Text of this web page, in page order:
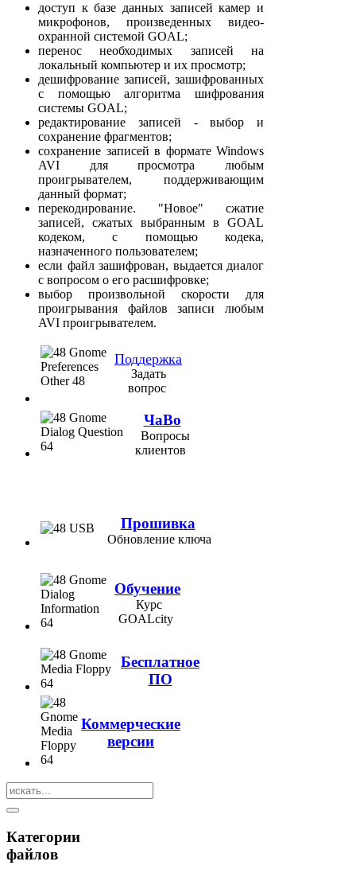
доступ к базе данных записей камер и
микрофонов, произведенных видео-
охранной системой GOAL;
перенос необходимых записей на
локальный компьютер и их просмотр;
дешифрование записей, зашифрованных
с помощью алгоритма шифрования
системы GOAL;
редактирование записей - выбор и
сохранение фрагментов;
сохранение записей в формате Windows
AVI для просмотра любым
проигрывателем, поддерживающим
данный формат;
перекодирование. "Новое" сжатие
записей, сжатых выбранным в GOAL
кодеком, с помощью кодека,
назначенного пользователем;
если файл зашифрован, выдается диалог
с вопросом о его расшифровке;
выбор произвольной скорости для
проигрывания файлов записи любым
AVI проигрывателем.
Поддержка
Задать
вопрос
ЧаВо
Вопросы
клиентов
Прошивка
Обновление ключа
Обучение
Курс
GOALcity
Бесплатное
ПО
Коммерческие
версии
Категории
файлов